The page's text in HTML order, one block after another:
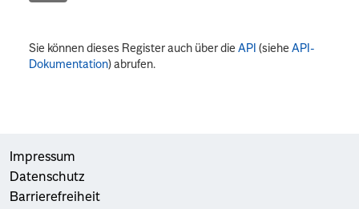
Sie können dieses Register auch über dieAPI (sieheAPI-
Dokumentation) abrufen.
Impressum
Datenschutz
Barrierefreiheit